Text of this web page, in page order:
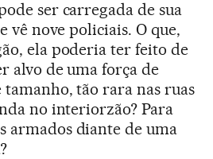
ser carregada de sua
vê nove policiais. O que,
ela poderia ter feito de
alvo de uma força de
tamanho, tão rara nas ruas
no interiorzão? Para
armados diante de uma